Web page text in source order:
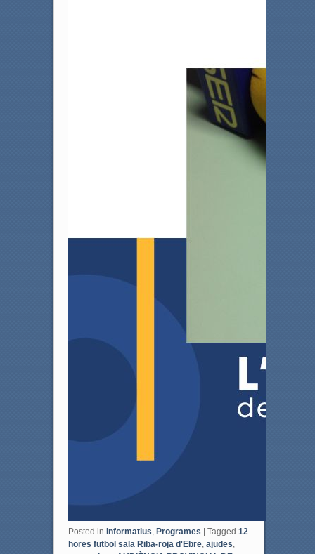
Posted in Informatius, Programes Tagged 12
hores futbol sala Riba-roja d'Ebre, ajudes,